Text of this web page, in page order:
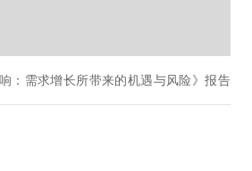
：需求增长所带来的机遇与风险》报告